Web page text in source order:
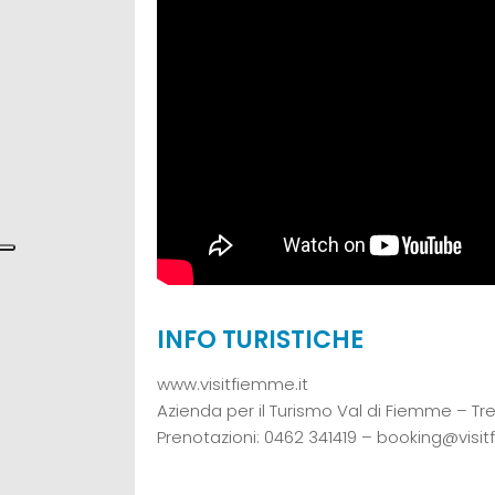
INFO TURISTICHE
www.visitfiemme.it
Azienda per il Turismo Val di Fiemme –
Prenotazioni: 0462 341419 –